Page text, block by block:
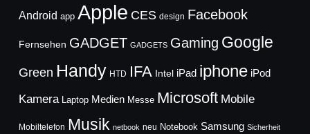
Android app Apple CES design Facebook
Fernsehen GADGET GADGETS Gaming Google
Green Handy HTD IFA Intel iPad iphone iPod
Kamera Laptop Medien Messe Microsoft Mobile
Mobiltelefon Musik netbook neu Notebook Samsung Sicherheit